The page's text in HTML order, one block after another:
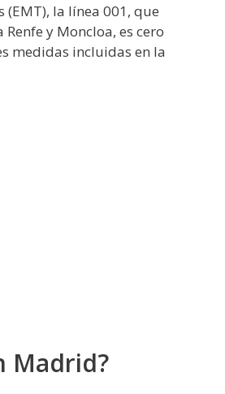
(EMT), la línea 001, que
y Moncloa, es cero
medidas incluidas en la
Madrid?